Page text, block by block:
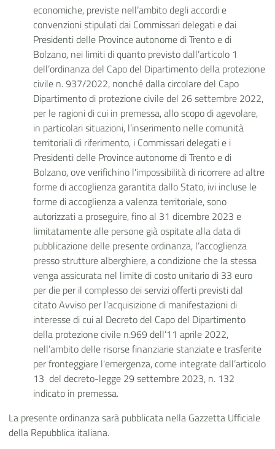
economiche, previste nell’ambito degli accordi e
convenzioni stipulati dai Commissari delegati e dai
Presidenti delle Province autonome di Trento e di
Bolzano, nei limiti di quanto previsto dall’articolo 1
dell’ordinanza del Capo del Dipartimento della protezione
civile n. 937/2022, nonché dalla circolare del Capo
Dipartimento di protezione civile del 26 settembre 2022,
per le ragioni di cui in premessa, allo scopo di agevolare,
in particolari situazioni, l’inserimento nelle comunità
territoriali di riferimento, i Commissari delegati e i
Presidenti delle Province autonome di Trento e di
Bolzano, ove verifichino l'impossibilità di ricorrere ad altre
forme di accoglienza garantita dallo Stato, ivi incluse le
forme di accoglienza a valenza territoriale, sono
autorizzati a proseguire, fino al 31 dicembre 2023 e
limitatamente alle persone già ospitate alla data di
pubblicazione delle presente ordinanza, l’accoglienza
presso strutture alberghiere, a condizione che la stessa
venga assicurata nel limite di costo unitario di 33 euro
per die per il complesso dei servizi offerti previsti dal
citato Avviso per l’acquisizione di manifestazioni di
interesse di cui al Decreto del Capo del Dipartimento
della protezione civile n.969 dell’11 aprile 2022,
nell’ambito delle risorse finanziarie stanziate e trasferite
per fronteggiare l'emergenza, come integrate dall’articolo
13 del decreto-legge 29 settembre 2023, n. 132
indicato in premessa.
La presente ordinanza sarà pubblicata nella Gazzetta Ufficiale
della Repubblica italiana.